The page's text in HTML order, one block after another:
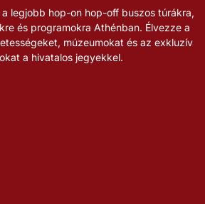
a legjobb hop-on hop-off buszos túrákra,
és programokra Athénban. Élvezze a
múzeumokat és az exkluzív
a hivatalos jegyekkel.